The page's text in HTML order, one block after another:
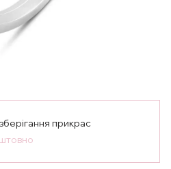
прикрас